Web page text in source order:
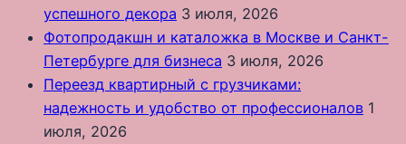
успешного декора 3 июля, 2026
Фотопродакшн и каталожка в Москве и Санкт-
Петербурге для бизнеса 3 июля, 2026
Переезд квартирный с грузчиками:
надежность и удобство от профессионалов 1
июля, 2026